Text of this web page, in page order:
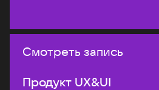
Смотреть запись
Продукт UX&UI